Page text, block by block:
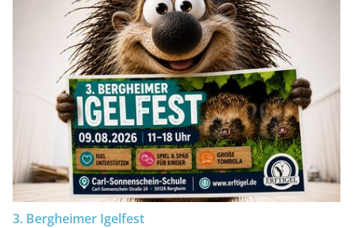
3. Bergheimer Igelfest